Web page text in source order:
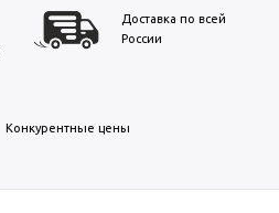
Доставка по всей
России
Конкурентные цены